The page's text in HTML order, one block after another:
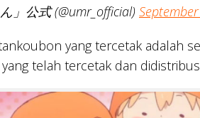
」公式 (@umr_official)
yang tercetak adalah
telah tercetak dan